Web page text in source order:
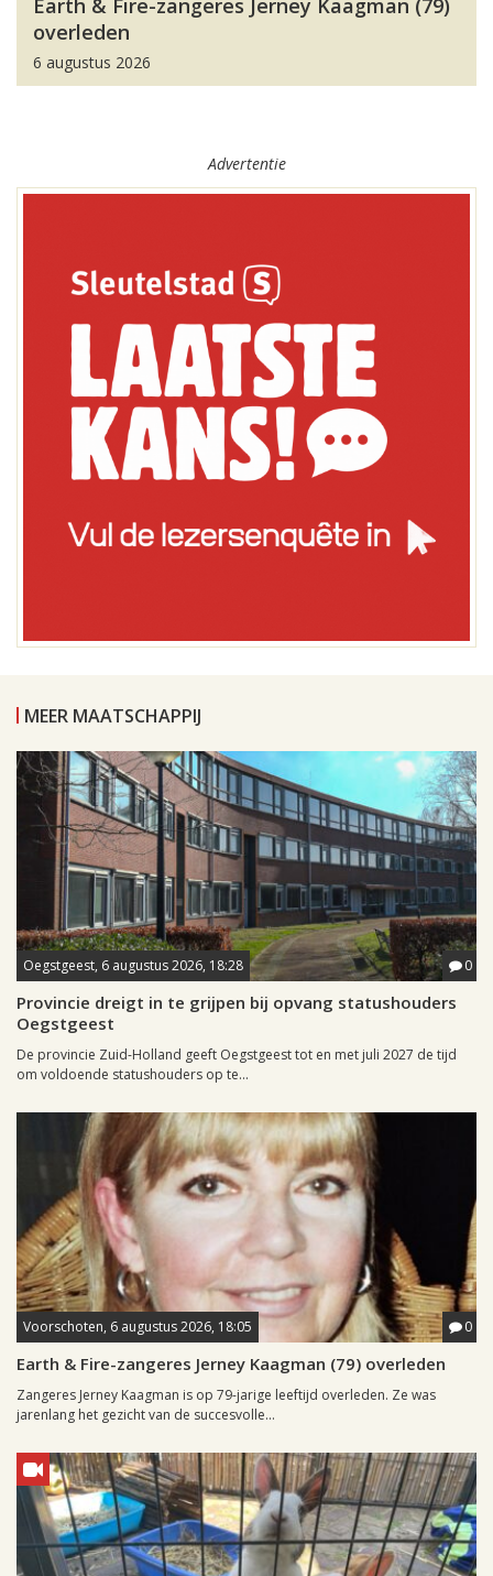
Earth & Fire-zangeres Jerney Kaagman (79)
overleden
6 augustus 2026
Advertentie
MEER MAATSCHAPPIJ
Oegstgeest, 6 augustus 2026, 18:28 0
Provincie dreigt in te grijpen bij opvang statushouders
Oegstgeest
De provincie Zuid-Holland geeft Oegstgeest tot en met juli 2027 de tijd
om voldoende statushouders op te...
Voorschoten, 6 augustus 2026, 18:05 0
Earth & Fire-zangeres Jerney Kaagman (79) overleden
Zangeres Jerney Kaagman is op 79-jarige leeftijd overleden. Ze was
jarenlang het gezicht van de succesvolle...